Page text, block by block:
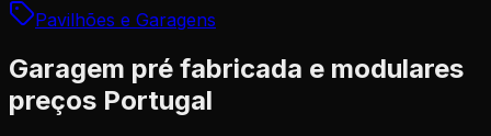
Pavilhões e Garagens
Garagem pré fabricada e modulares
preços Portugal